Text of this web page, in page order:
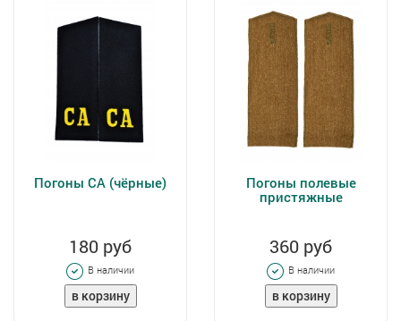
Погоны СА (чёрные)
180 руб
В наличии
Погоны полевые
пристяжные
360 руб
В наличии